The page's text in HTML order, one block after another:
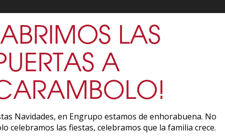
LAS
A
Navidades, en Engrupo estamos de enhorabuena. No
celebramos las fiestas, celebramos que la familia crece.